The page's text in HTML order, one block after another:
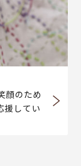
顔のため
援してい